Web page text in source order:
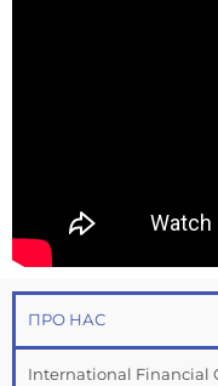
ПРО НАС
International Financial